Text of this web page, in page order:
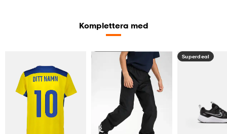
Komplettera med
Kampanj -25% Superdeal